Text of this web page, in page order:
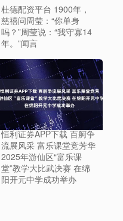
杜德配资平台 1900年，
慈禧问周莹：“你单身
吗？”周莹说：“我守寡14
年。”闻言
恒利证券APP下载 百舸争
流展风采 富乐课堂竞芳华
2025年游仙区“富乐课
堂”教学大比武决赛 在绵
阳开元中学成功举办